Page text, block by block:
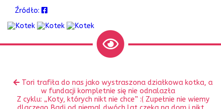
Źródło:
innePoprzedni
Tori trafiła do nas jako wystraszona działkowa kotka, a
w fundacji kompletnie się nie odnalazła
Następny
wpis:
Z cyklu: „Koty, których nikt nie chce” :( Zupełnie nie wiemy